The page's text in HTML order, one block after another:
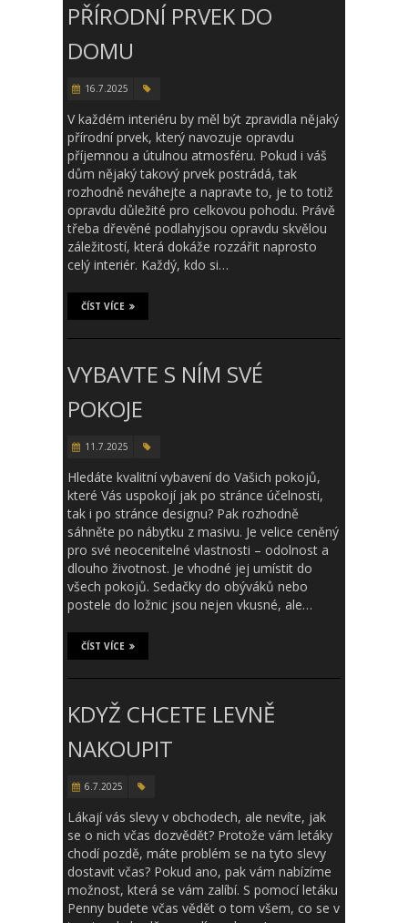
PŘÍRODNÍ PRVEK DO
DOMU
16.7.2025
V každém interiéru by měl být zpravidla nějaký
přírodní prvek, který navozuje opravdu
příjemnou a útulnou atmosféru. Pokud i váš
dům nějaký takový prvek postrádá, tak
rozhodně neváhejte a napravte to, je to totiž
opravdu důležité pro celkovou pohodu. Právě
třeba dřevěné podlahyjsou opravdu skvělou
záležitostí, která dokáže rozzářit naprosto
celý interiér. Každý, kdo si…
ČÍST VÍCE
VYBAVTE S NÍM SVÉ
POKOJE
11.7.2025
Hledáte kvalitní vybavení do Vašich pokojů,
které Vás uspokojí jak po stránce účelnosti,
tak i po stránce designu? Pak rozhodně
sáhněte po nábytku z masivu. Je velice ceněný
pro své neocenitelné vlastnosti – odolnost a
dlouho životnost. Je vhodné jej umístit do
všech pokojů. Sedačky do obýváků nebo
postele do ložnic jsou nejen vkusné, ale…
ČÍST VÍCE
KDYŽ CHCETE LEVNĚ
NAKOUPIT
6.7.2025
Lákají vás slevy v obchodech, ale nevíte, jak
se o nich včas dozvědět? Protože vám letáky
chodí pozdě, máte problém se na tyto slevy
dostavit včas? Pokud ano, pak vám nabízíme
možnost, která se vám zalíbí. S pomocí letáku
Penny budete včas vědět o tom všem, co se v